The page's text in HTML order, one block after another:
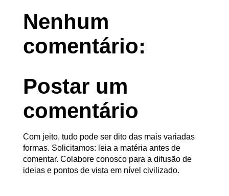
Nenhum
comentário:
Postar um
comentário
Com jeito, tudo pode ser dito das mais variadas
formas. Solicitamos: leia a matéria antes de
comentar. Colabore conosco para a difusão de
ideias e pontos de vista em nível civilizado.